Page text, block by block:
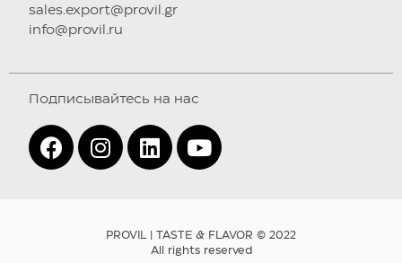
sales.export@provil.gr
info@provil.ru
Подписывайтесь на нас
PROVIL | TASTE & FLAVOR © 2022
All rights reserved